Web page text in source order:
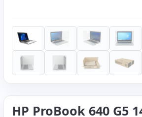
HP ProBook 640 G5